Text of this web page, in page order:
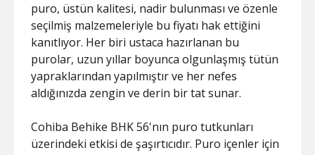
puro, üstün kalitesi, nadir bulunması ve özenle
seçilmiş malzemeleriyle bu fiyatı hak ettiğini
kanıtlıyor. Her biri ustaca hazırlanan bu
purolar, uzun yıllar boyunca olgunlaşmış tütün
yapraklarından yapılmıştır ve her nefes
aldığınızda zengin ve derin bir tat sunar.
Cohiba Behike BHK 56'nın puro tutkunları
üzerindeki etkisi de şaşırtıcıdır. Puro içenler için